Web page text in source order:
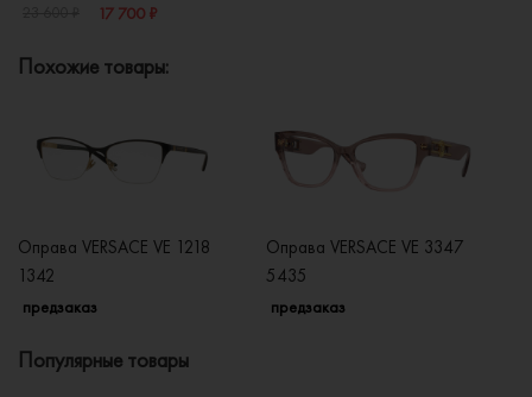
17 700 ₽
Похожие товары:
Оправа VERSACE VE 1218
1342
предзаказ
Оправа VERSACE VE 3347
5435
предзаказ
Популярные товары